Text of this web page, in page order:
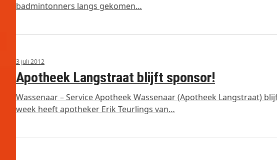
badmintonners langs gekomen…
3 juli 2012
Apotheek Langstraat blijft sponsor!
Wassenaar – Service Apotheek Wassenaar (Apotheek Langstraat)
week heeft apotheker Erik Teurlings van…